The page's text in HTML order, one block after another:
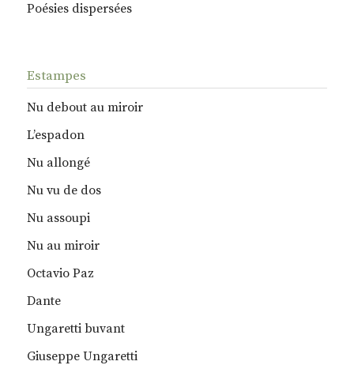
Poésies dispersées
Estampes
Nu debout au miroir
L’espadon
Nu allongé
Nu vu de dos
Nu assoupi
Nu au miroir
Octavio Paz
Dante
Ungaretti buvant
Giuseppe Ungaretti